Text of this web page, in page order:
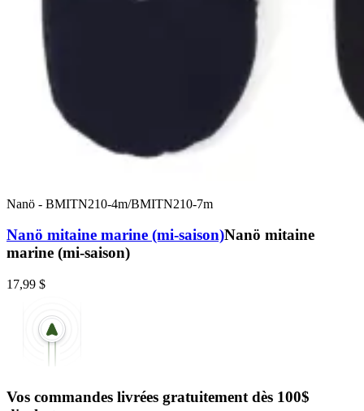
Nanö - BMITN210-4m/BMITN210-7m
Nanö mitaine marine (mi-saison)Nanö mitaine
marine (mi-saison)
17,99 $
Vos commandes livrées gratuitement dès 100$